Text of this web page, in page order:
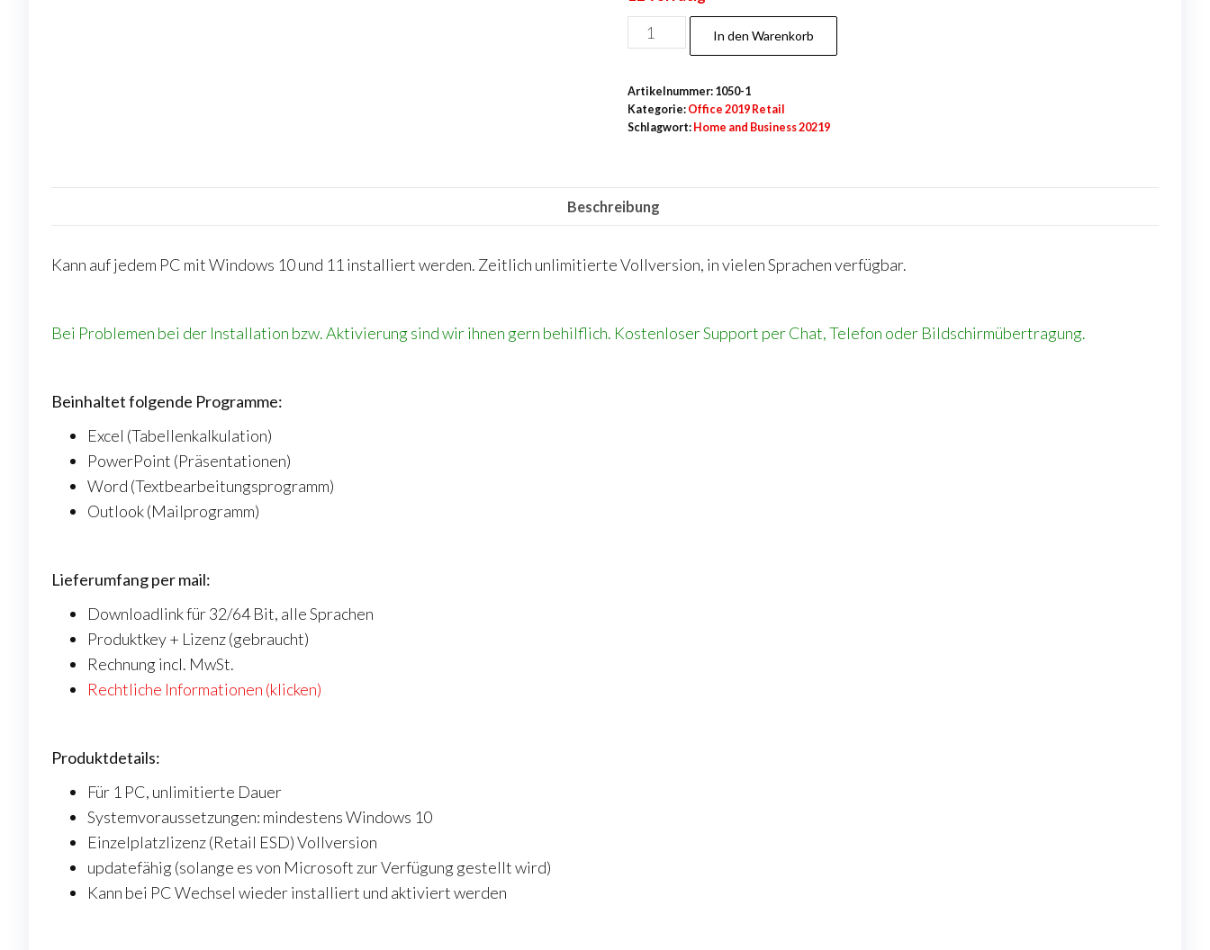
Home
and
2019
Menge
In den Warenkorb
Artikelnummer: 1050-1
Kategorie: Office 2019 Retail
Schlagwort: Home and Business 20219
Beschreibung
Kann auf jedem PC mit Windows 10 und 11 installiert werden. Zeitlich unlimitierte Vollversion, in vielen Sprachen verfügbar.
Bei Problemen bei der Installation bzw. Aktivierung sind wir ihnen gern behilflich. Kostenloser Support per Chat, Telefon oder Bildschirmübertragung.
Beinhaltet folgende Programme:
Excel (Tabellenkalkulation)
PowerPoint (Präsentationen)
Word (Textbearbeitungsprogramm)
Outlook (Mailprogramm)
Lieferumfang per mail:
Downloadlink für 32/64 Bit, alle Sprachen
Produktkey + Lizenz (gebraucht)
Rechnung incl. MwSt.
Rechtliche Informationen (klicken)
Produktdetails:
Für 1 PC, unlimitierte Dauer
Systemvoraussetzungen: mindestens Windows 10
Einzelplatzlizenz (Retail ESD) Vollversion
updatefähig (solange es von Microsoft zur Verfügung gestellt wird)
Kann bei PC Wechsel wieder installiert und aktiviert werden